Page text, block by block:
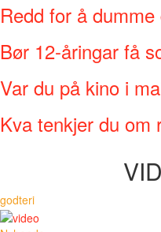
Redd for å
Bør 12-åringar få
Var du på kino i
Kva tenkjer du om
godteri